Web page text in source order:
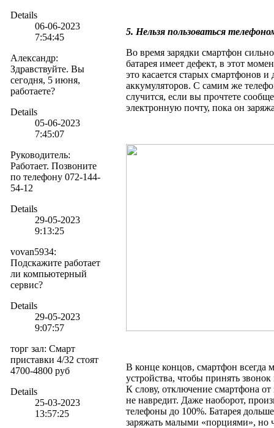
Details
06-06-2023
7:54:45
Александр:
Здравствуйте. Вы
сегодня, 5 июня,
работаете?
Details
05-06-2023
7:45:07
Руководитель:
Работает. Позвоните
по телефону 072-144-
54-12
Details
29-05-2023
9:13:25
vovan5934:
Подскажите работает
ли компьютерный
сервис?
Details
29-05-2023
9:07:57
торг зал: Смарт
приставки 4/32 стоят
4700-4800 руб
Details
25-03-2023
13:57:25
5. Нельзя пользоваться
Во время зарядки смартфон
батарея имеет дефект, в этот
это касается старых смартфонов
аккумуляторов. С самим же
случится, если вы прочтете
электронную почту, пока он
В конце концов, смартфон всегда
устройства, чтобы принять
К слову, отключение смартфона
не навредит. Даже наоборот,
телефоны до 100%. Батарея
заряжать малыми «порциями», но